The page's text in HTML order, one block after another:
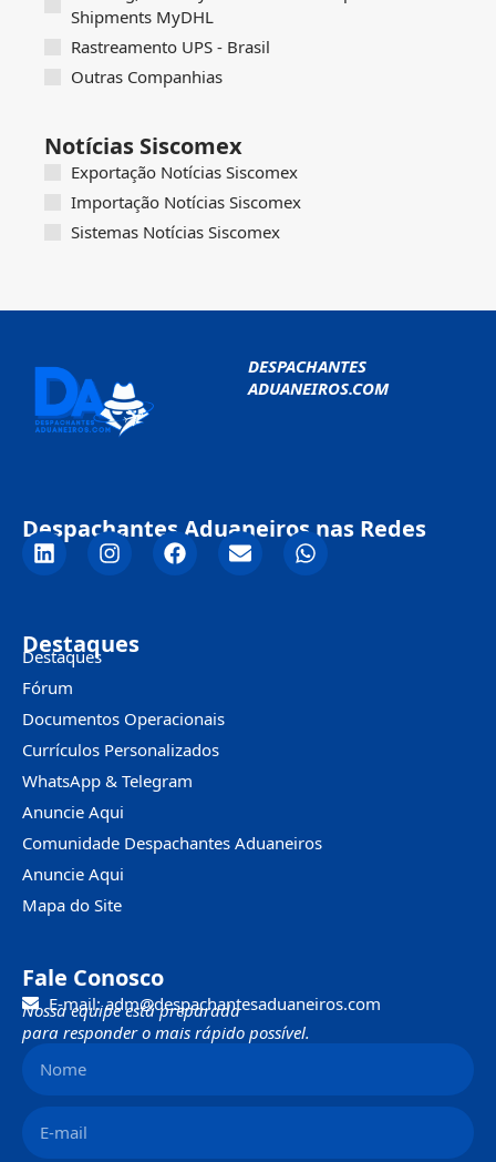
Shipments MyDHL
Rastreamento UPS - Brasil
Outras Companhias
Notícias Siscomex
Exportação Notícias Siscomex
Importação Notícias Siscomex
Sistemas Notícias Siscomex
DESPACHANTES
ADUANEIROS.COM
Despachantes Aduaneiros nas Redes
Destaques
Destaques
Fórum
Documentos Operacionais
Currículos Personalizados
WhatsApp & Telegram
Anuncie Aqui
Comunidade Despachantes Aduaneiros
Anuncie Aqui
Mapa do Site
Fale Conosco
E-mail: adm@despachantesaduaneiros.com
Nossa equipe está preparada
para responder o mais rápido possível.